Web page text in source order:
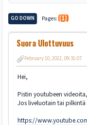
GO DOWN Pages 1
Suora Ulottuvuus
February 10, 2022, 09:31:07
Hei,
Pistin youtubeen
Jos liveluotain tai
https://